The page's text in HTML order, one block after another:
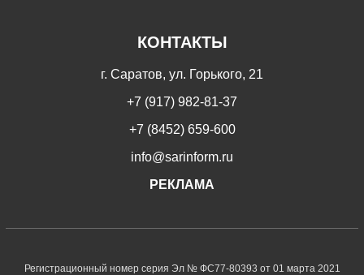
КОНТАКТЫ
г. Саратов, ул. Горького, 21
+7 (917) 982-81-37
+7 (8452) 659-600
info@sarinform.ru
РЕКЛАМА
Регистрационный номер серия Эл № ФС77-80393 от 01 марта 2021